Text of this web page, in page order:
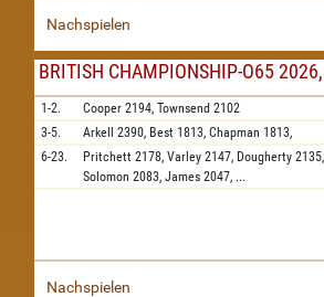
Nachspielen
BRITISH CHAMPIONSHIP-O65
1-2. Cooper 2194, Townsend 2102
3-5.
Arkell 2390, Best 1813, Chapman 1813,
6-23.
Pritchett 2178, Varley 2147, Dougherty 2135,
Solomon 2083, James 2047, ...
Nachspielen